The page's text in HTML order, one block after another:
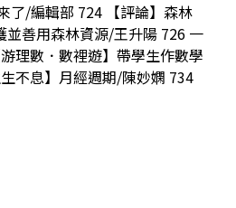
了/編輯部 724 【評論】森林
並善用森林資源/王升陽 726 一
理數．數裡遊】帶學生作數學
不息】月經週期/陳妙嫻 734